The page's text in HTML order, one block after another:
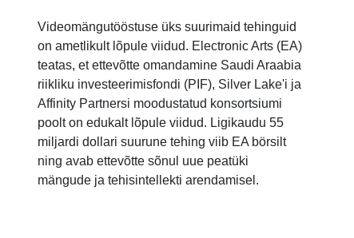
Videomängutööstuse üks suurimaid tehinguid
on ametlikult lõpule viidud. Electronic Arts (EA)
teatas, et ettevõtte omandamine Saudi Araabia
riikliku investeerimisfondi (PIF), Silver Lake'i ja
Affinity Partnersi moodustatud konsortsiumi
poolt on edukalt lõpule viidud. Ligikaudu 55
miljardi dollari suurune tehing viib EA börsilt
ning avab ettevõtte sõnul uue peatüki
mängude ja tehisintellekti arendamisel.